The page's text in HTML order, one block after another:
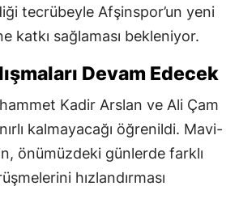
tecrübeyle Afşinspor’un yeni
katkı sağlaması bekleniyor.
Devam Edecek
Kadir Arslan ve Ali Çam
kalmayacağı öğrenildi. Mavi-
önümüzdeki günlerde farklı
hızlandırması